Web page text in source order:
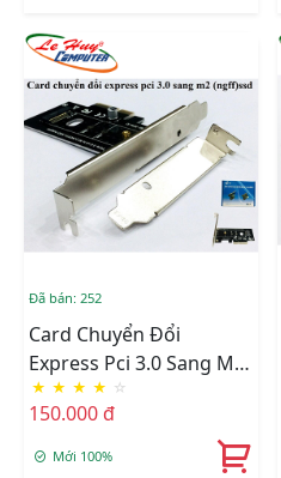
Đã bán: 252
Card Chuyển Đổi
Express Pci 3.0 Sang M2
(ngff) SSD
★ ★ ★ ★ ☆
150.000 đ
Mới 100%